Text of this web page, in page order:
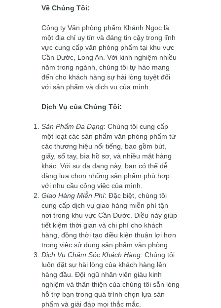
Về Chúng Tôi:
Công ty Văn phòng phẩm Khánh Ngọc là
một địa chỉ uy tín và đáng tin cậy trong lĩnh
vực cung cấp văn phòng phẩm tại khu vực
Cần Đước, Long An. Với kinh nghiệm nhiều
năm trong ngành, chúng tôi tự hào mang
đến cho khách hàng sự hài lòng tuyệt đối
với sản phẩm và dịch vụ của mình.
Dịch Vụ của Chúng Tôi:
Sản Phẩm Đa Dạng: Chúng tôi cung cấp
một loạt các sản phẩm văn phòng phẩm từ
các thương hiệu nổi tiếng, bao gồm bút,
giấy, sổ tay, bìa hồ sơ, và nhiều mặt hàng
khác. Với sự đa dạng này, bạn có thể dễ
dàng lựa chọn những sản phẩm phù hợp
với nhu cầu công việc của mình.
Giao Hàng Miễn Phí: Đặc biệt, chúng tôi
cung cấp dịch vụ giao hàng miễn phí tận
nơi trong khu vực Cần Đước. Điều này giúp
tiết kiệm thời gian và chi phí cho khách
hàng, đồng thời tạo điều kiện thuận lợi hơn
trong việc sử dụng sản phẩm văn phòng.
Dịch Vụ Chăm Sóc Khách Hàng: Chúng tôi
luôn đặt sự hài lòng của khách hàng lên
hàng đầu. Đội ngũ nhân viên giàu kinh
nghiệm và thân thiện của chúng tôi sẵn lòng
hỗ trợ bạn trong quá trình chọn lựa sản
phẩm và giải đáp mọi thắc mắc.